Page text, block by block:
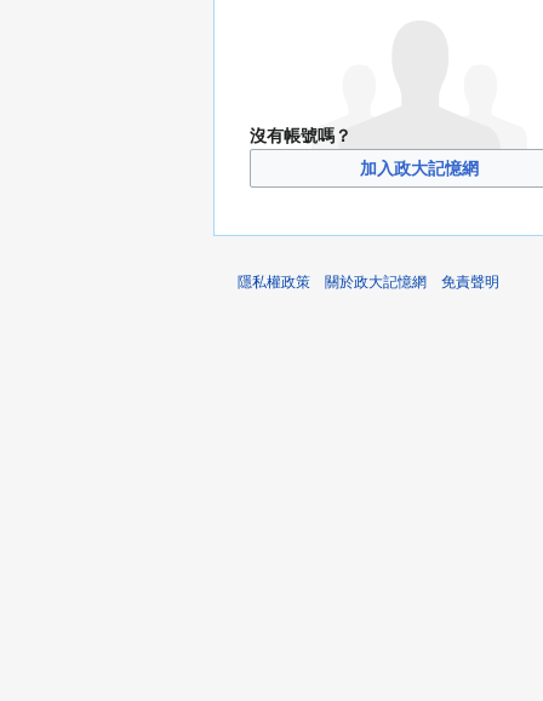
沒有帳號嗎？
加入政大記憶網
隱私權政策 關於政大記憶網 免責聲明